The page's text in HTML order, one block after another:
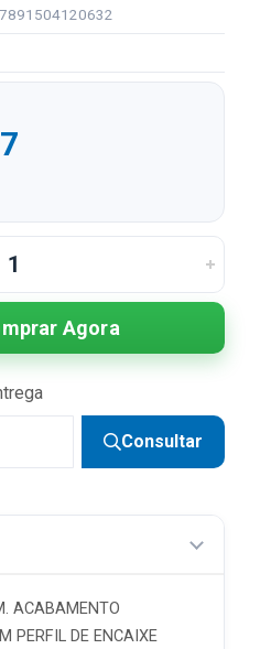
Agora
Consultar
ACABAMENTO
PERFIL DE ENCAIXE